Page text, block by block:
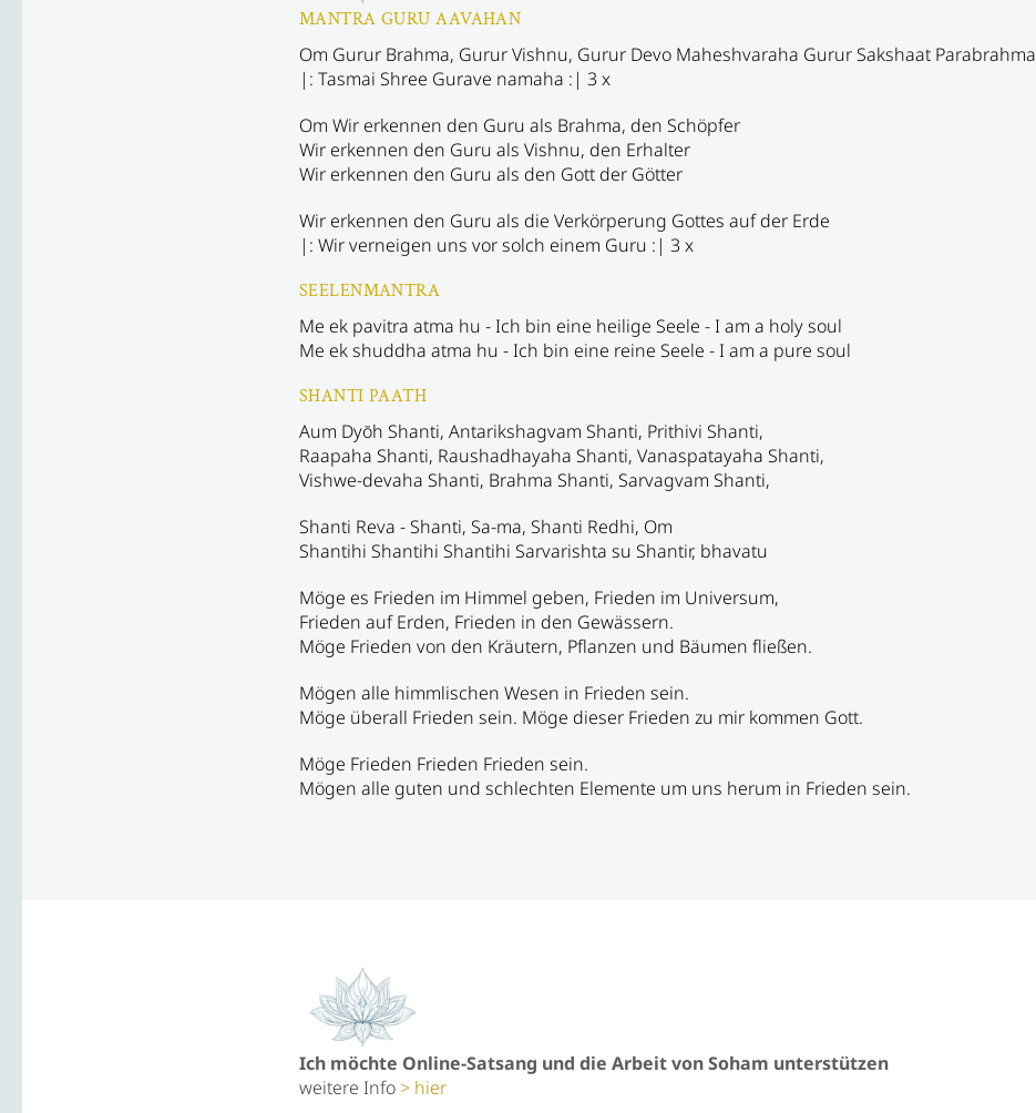
MANTRA GURU AAVAHAN
Om Gurur Brahma, Gurur Vishnu, Gurur Devo Maheshvaraha Gurur Sakshaat Parabrahma
|: Tasmai Shree Gurave namaha :| 3 x
Om Wir erkennen den Guru als Brahma, den Schöpfer
Wir erkennen den Guru als Vishnu, den Erhalter
Wir erkennen den Guru als den Gott der Götter
Wir erkennen den Guru als die Verkörperung Gottes auf der Erde
|: Wir verneigen uns vor solch einem Guru :| 3 x
SEELENMANTRA
Me ek pavitra atma hu - Ich bin eine heilige Seele - I am a holy soul
Me ek shuddha atma hu - Ich bin eine reine Seele - I am a pure soul
SHANTI PAATH
Aum Dyōh Shanti, Antarikshagvam Shanti, Prithivi Shanti,
Raapaha Shanti, Raushadhayaha Shanti, Vanaspatayaha Shanti,
Vishwe-devaha Shanti, Brahma Shanti, Sarvagvam Shanti,
Shanti Reva - Shanti, Sa-ma, Shanti Redhi, Om
Shantihi Shantihi Shantihi Sarvarishta su Shantir, bhavatu
Möge es Frieden im Himmel geben, Frieden im Universum,
Frieden auf Erden, Frieden in den Gewässern.
Möge Frieden von den Kräutern, Pflanzen und Bäumen fließen.
Mögen alle himmlischen Wesen in Frieden sein.
Möge überall Frieden sein. Möge dieser Frieden zu mir kommen Gott.
Möge Frieden Frieden Frieden sein.
Mögen alle guten und schlechten Elemente um uns herum in Frieden sein.
Ich möchte Online-Satsang und die Arbeit von Soham unterstützen
weitere Info
hier